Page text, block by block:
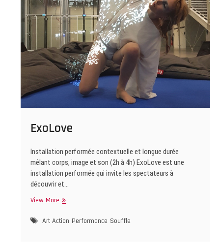
ExoLove
Installation performée contextuelle et longue durée
mêlant corps, image et son (2h à 4h) ExoLove est une
installation performée qui invite les spectateurs à
découvrir et…
View MoreExoLove
Art Action Performance Souffle